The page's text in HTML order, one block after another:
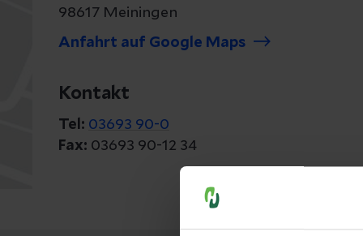
98617 Meiningen
Anfahrt auf Google Maps
Kontakt
Tel: 03693 90-0
Fax: 03693 90-12 34